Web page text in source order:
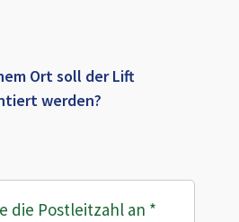
Ort soll der Lift
werden?
die Postleitzahl an *